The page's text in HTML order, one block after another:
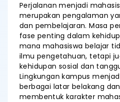
Perjalanan menjadi
merupakan pengalaman
dan pembelajaran. Masa
fase penting dalam
mana mahasiswa belajar
ilmu pengetahuan, tetapi
kehidupan sosial dan
Lingkungan kampus
berbagai latar belakang
membentuk karakter